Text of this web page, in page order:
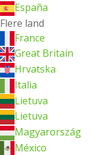
España
Flere land
France
Great Britain
Hrvatska
Italia
Lietuva
Lietuva
Magyarország
México